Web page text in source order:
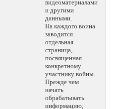
видеоматериалами
и другими
данными.
На каждого воина
заводится
отдельная
страница,
посвященная
конкретному
участнику войны.
Прежде чем
начать
обрабатывать
информацию,